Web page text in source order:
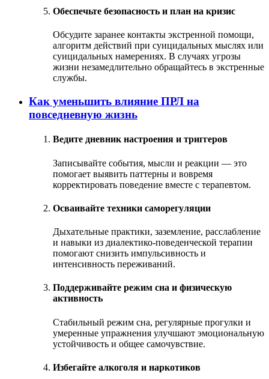
Обеспечьте безопасность и план на кризис
Обсудите заранее контакты экстренной помощи,
алгоритм действий при суицидальных мыслях или
суицидальных намерениях. В случаях угрозы
жизни незамедлительно обращайтесь в экстренные
службы.
Как уменьшить влияние ПРЛ на
повседневную жизнь
Ведите дневник настроения и триггеров
Записывайте события, мысли и реакции — это
помогает выявить паттерны и вовремя
корректировать поведение вместе с терапевтом.
Осваивайте техники саморегуляции
Дыхательные практики, заземление, расслабление
и навыки из диалектико-поведенческой терапии
помогают снизить импульсивность и
интенсивность переживаний.
Поддерживайте режим сна и физическую
активность
Стабильный режим сна, регулярные прогулки и
умеренные упражнения улучшают эмоциональную
устойчивость и общее самочувствие.
Избегайте алкоголя и наркотиков